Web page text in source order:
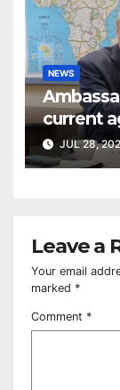
NEWS
current
relations
Council
JUL 28,
Leave a
Your email
marked *
Comment *